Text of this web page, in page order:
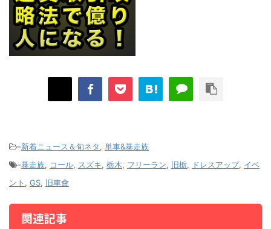
-新着ニュース＆旬ネタ, 単車&暴走族
-暴走族, コール, スズキ, 栃木, フリーラン, 旧栃, ドレスアップ, イベ
ント , GS, 旧車會
関連記事